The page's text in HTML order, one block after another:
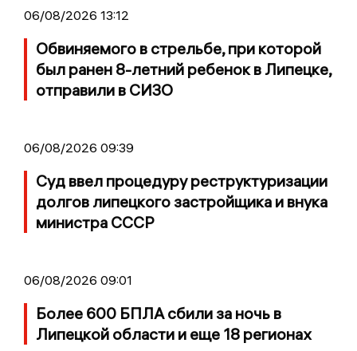
06/08/2026 13:12
Обвиняемого в стрельбе, при которой
был ранен 8-летний ребенок в Липецке,
отправили в СИЗО
06/08/2026 09:39
Суд ввел процедуру реструктуризации
долгов липецкого застройщика и внука
министра СССР
06/08/2026 09:01
Более 600 БПЛА сбили за ночь в
Липецкой области и еще 18 регионах